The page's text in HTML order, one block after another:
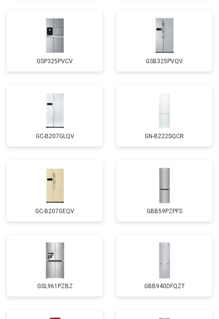
GSP325PVCV GSB325PVQV
GC-B207GLQV GN-B222SQCR
GC-B207GEQV GBB59PZPFS
GSL961PZBZ GBB940DFQZT